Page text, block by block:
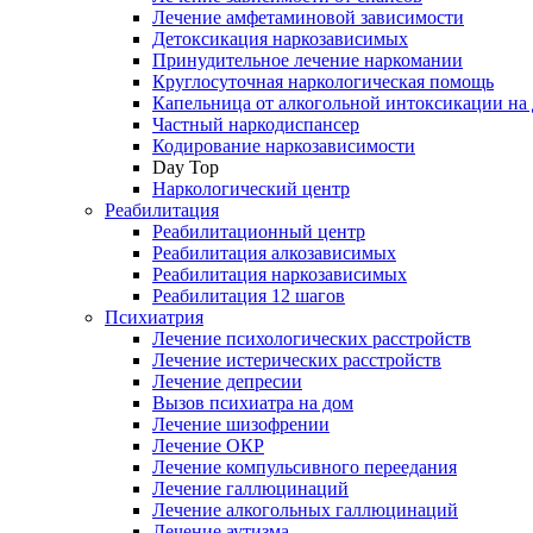
Лечение амфетаминовой зависимости
Детоксикация наркозависимых
Принудительное лечение наркомании
Круглосуточная наркологическая помощь
Капельница от алкогольной интоксикации на
Частный наркодиспансер
Кодирование наркозависимости
Day Top
Наркологический центр
Реабилитация
Реабилитационный центр
Реабилитация алкозависимых
Реабилитация наркозависимых
Реабилитация 12 шагов
Психиатрия
Лечение психологических расстройств
Лечение истерических расстройств
Лечение депресии
Вызов психиатра на дом
Лечение шизофрении
Лечение ОКР
Лечение компульсивного переедания
Лечение галлюцинаций
Лечение алкогольных галлюцинаций